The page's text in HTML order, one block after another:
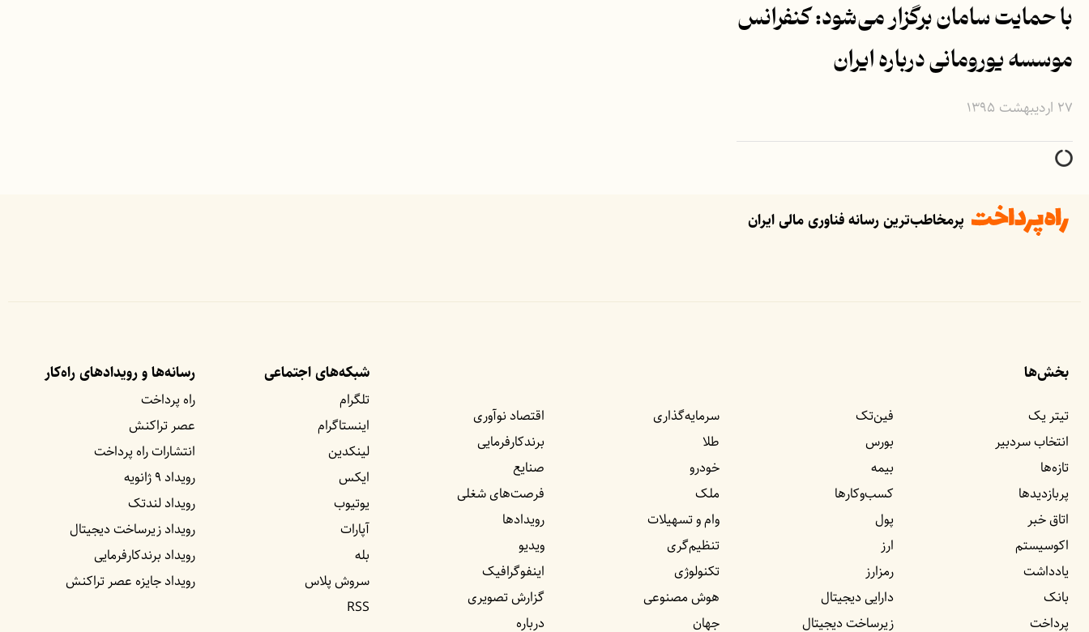
با حمایت سامان برگزار می‌شود: کنفرانس
موسسه یورومانی درباره ایران
۲۷ اردیبهشت ۱۳۹۵
پرمخاطب‌ترین رسانه فناوری مالی ایران
بخش‌ها
تیتر یک
انتخاب سردبیر
تازه‌ها
پربازدید‌ها
اتاق خبر
اکوسیستم
یادداشت‌
بانک
پرداخت
فین‌تک
بورس
بیمه
کسب‌وکار‌ها
پول
ارز
رمزارز
دارایی دیجیتال
زیرساخت دیجیتال
سرمایه‌گذاری
طلا
خودرو
ملک
وام و تسهیلات
تنظیم‌گری
تکنولوژی
هوش مصنوعی
جهان
اقتصاد نوآوری
برندکارفرمایی
صنایع
فرصت‌های شغلی
رویداد‌ها
ویدیو
اینفوگرافیک
گزارش تصویری
درباره
شبکه‌های اجتماعی
تلگرام
اینستاگرام
لینکدین
ایکس
یوتیوب
آپارات
بله
سروش پلاس
RSS
رسانه‌ها و رویداد‌های راه‌کار
راه پرداخت
عصر تراکنش
انتشارات راه پرداخت
رویداد ۹ ژانویه
رویداد لندتک
رویداد زیرساخت دیجیتال
رویداد برندکارفرمایی
رویداد جایزه عصر تراکنش